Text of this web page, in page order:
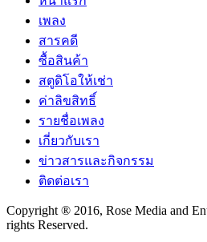
เพลง
สารคดี
ซื้อสินค้า
สตูดิโอให้เช่า
ค่าลิขสิทธิ์
รายชื่อเพลง
เกี่ยวกับเรา
ข่าวสารและกิจกรรม
ติดต่อเรา
Copyright ® 2016, Rose Media and
rights Reserved.